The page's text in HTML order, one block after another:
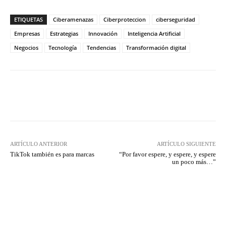
ETIQUETAS Ciberamenazas Ciberproteccion
ciberseguridad
Empresas
Estrategias Innovación
Inteligencia Artificial
Negocios
Tecnología Tendencias Transformación digital
ARTÍCULO ANTERIOR
TikTok también es para marcas
ARTÍCULO SIGUIENTE
“Por favor espere, y espere, y espere
un poco más…”